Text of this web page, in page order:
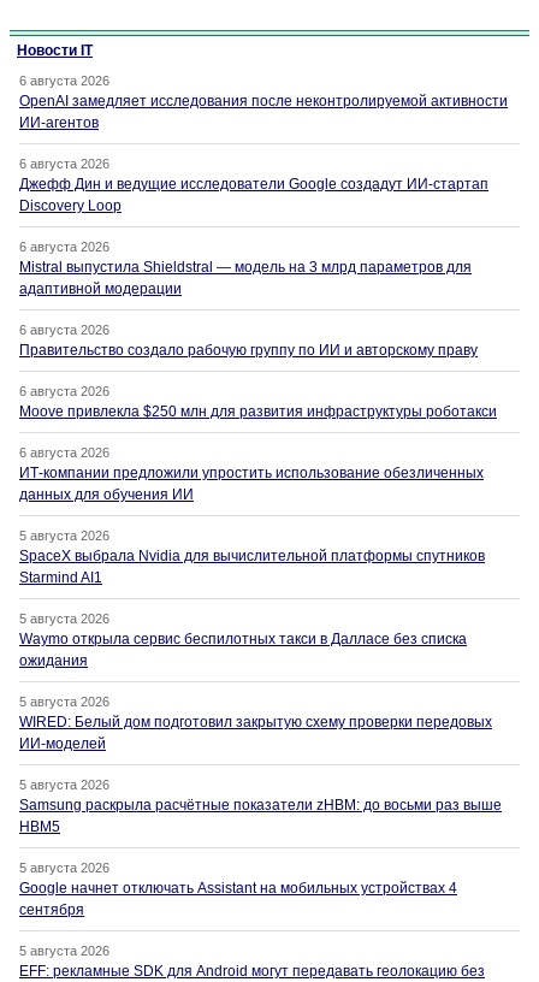
Новости IT
6 августа 2026
OpenAI замедляет исследования после неконтролируемой активности
ИИ-агентов
6 августа 2026
Джефф Дин и ведущие исследователи Google создадут ИИ-стартап
Discovery Loop
6 августа 2026
Mistral выпустила Shieldstral — модель на 3 млрд параметров для
адаптивной модерации
6 августа 2026
Правительство создало рабочую группу по ИИ и авторскому праву
6 августа 2026
Moove привлекла $250 млн для развития инфраструктуры роботакси
6 августа 2026
ИТ-компании предложили упростить использование обезличенных
данных для обучения ИИ
5 августа 2026
SpaceX выбрала Nvidia для вычислительной платформы спутников
Starmind AI1
5 августа 2026
Waymo открыла сервис беспилотных такси в Далласе без списка
ожидания
5 августа 2026
WIRED: Белый дом подготовил закрытую схему проверки передовых
ИИ-моделей
5 августа 2026
Samsung раскрыла расчётные показатели zHBM: до восьми раз выше
HBM5
5 августа 2026
Google начнет отключать Assistant на мобильных устройствах 4
сентября
5 августа 2026
EFF: рекламные SDK для Android могут передавать геолокацию без